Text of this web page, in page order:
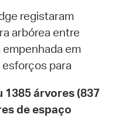
registaram
arbórea entre
em
para
1385 árvores (837
de espaço